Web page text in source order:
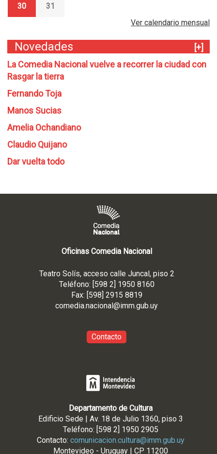
30
31
Ver calendario mensual
Novedades
[+]
La Comedia Nacional vuelve a recorrer la ciudad con
Rasgar la tierra
Fernando Toja
Manos Sucias
Amelia Ochandiano
Claudio Quijano
Dar vuelta todo
Oficinas Comedia Nacional
Teatro Solís, acceso calle Juncal, piso 2
Teléfono: [598 2] 1950 8160
Fax: [598] 2915 8819
comedia.nacional@imm.gub.uy
Contacto
Departamento de Cultura
Edificio Sede | Av. 18 de Julio 1360, piso 3
Teléfono: [598 2] 1950 2905
Contacto: comunicacion.cultura@imm.gub.uy
Montevideo - Uruguay | CP 11200